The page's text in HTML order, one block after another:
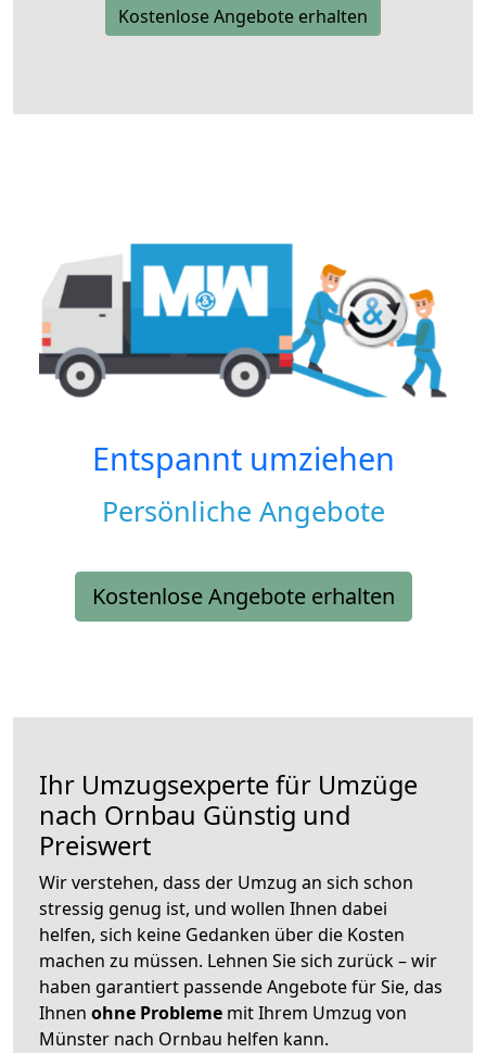
Kostenlose Angebote erhalten
Entspannt umziehen
Persönliche Angebote
Kostenlose Angebote erhalten
Ihr Umzugsexperte für Umzüge
nach Ornbau Günstig und
Preiswert
Wir verstehen, dass der Umzug an sich schon
stressig genug ist, und wollen Ihnen dabei
helfen, sich keine Gedanken über die Kosten
machen zu müssen. Lehnen Sie sich zurück – wir
haben garantiert passende Angebote für Sie, das
Ihnen ohne Probleme mit Ihrem Umzug von
Münster nach Ornbau helfen kann.